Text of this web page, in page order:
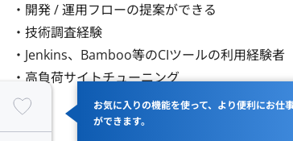
お気に入りの機能を使って、より便利にお仕
ができます。
・開発 / 運用フローの提案ができる
・技術調査経験
・Jenkins、Bamboo等のCIツールの利用経験者
・高負荷サイトチューニング